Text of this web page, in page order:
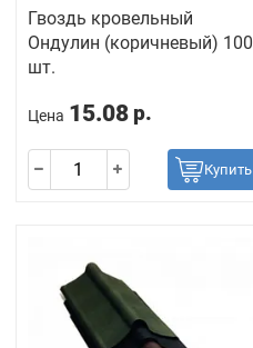
Гвоздь кровельный
Ондулин (коричневый) 100
шт.
Цена 15.08 р.
Купить